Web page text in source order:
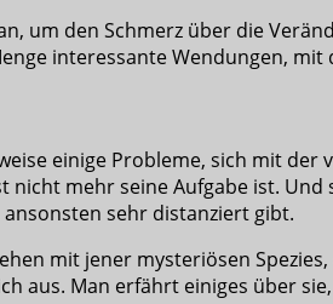
um den Schmerz über die
interessante Wendungen,
einige Probleme, sich mit
nicht mehr seine Aufgabe ist.
sehr distanziert gibt.
mit jener mysteriösen
aus. Man erfährt einiges über